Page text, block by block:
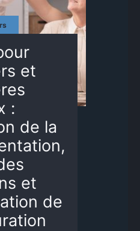
et
:
de la
et
de